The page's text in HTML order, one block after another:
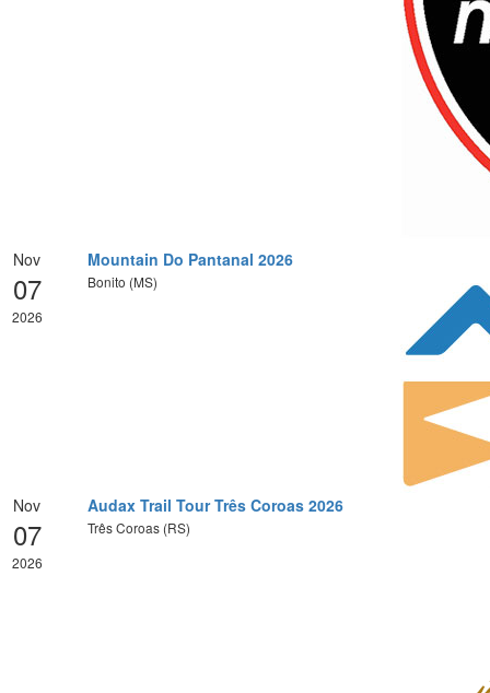
Nov
07
2026
Mountain Do Pantanal 2026
Bonito (MS)
Nov
07
2026
Audax Trail Tour Três Coroas 2026
Três Coroas (RS)